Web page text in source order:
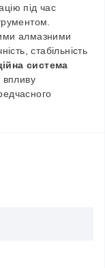
під час
алмазними
стабільність
система
впливу